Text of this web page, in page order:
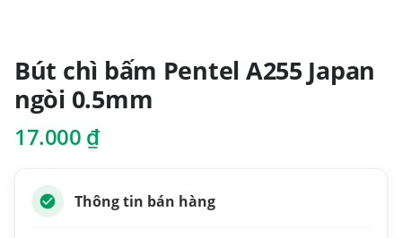
Bút chì bấm Pentel A255 Japan
ngòi 0.5mm
17.000 ₫
Thông tin bán hàng